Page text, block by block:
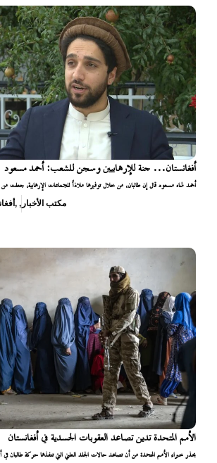
أفغانستان… جنة للإرهابيين وسجن للشعب: أحمد مسعود
أحمد شاه مسعود قال إن طالبان، من خلال توفيرها ملاذاً للجماعات الإرهابية، جعلت من
, , مكتب الأخبار
الأمم المتحدة تدين تصاعد العقوبات الجسدية في أفغانستان
يحذر خبراء الأمم المتحدة من أن تصاعد حالات الجلد العلني التي تنفذها حركة طالبان